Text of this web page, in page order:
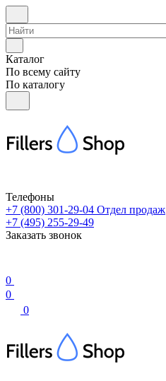
Каталог
По всему сайту
По каталогу
Телефоны
+7 (800) 301-29-04 Отдел продаж
+7 (495) 255-29-49
Заказать звонок
0
0
0